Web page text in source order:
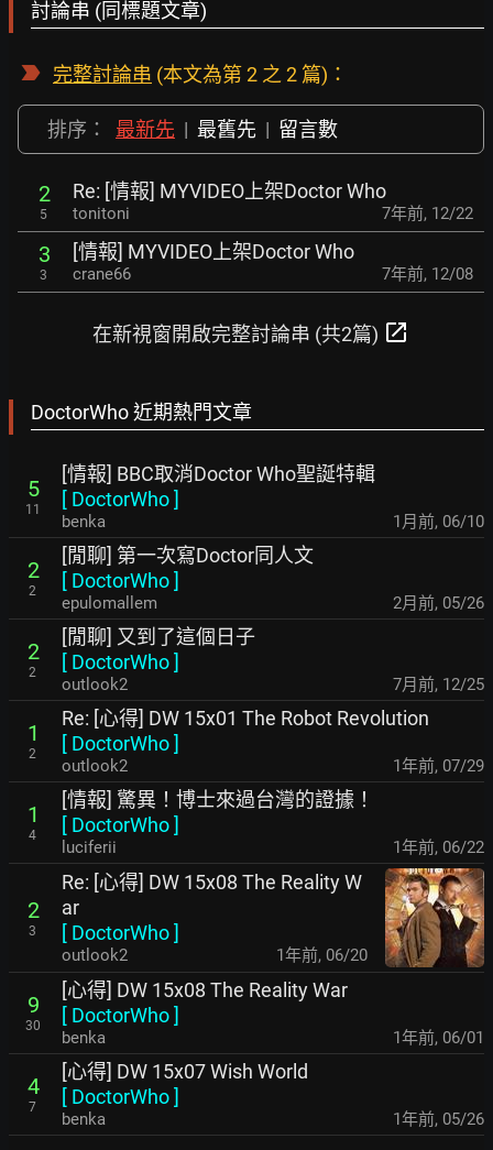
討論串 (同標題文章)
完整討論串 (本文為第 2 之 2 篇)：
排序： 最新先 | 最舊先 | 留言數
2
5
Re: [情報] MYVIDEO上架Doctor Who
tonitoni 7年前, 12/22
3
3
[情報] MYVIDEO上架Doctor Who
crane66 7年前, 12/08
在新視窗開啟完整討論串 (共2篇) open_in_new
DoctorWho 近期熱門文章
5
11
[情報] BBC取消Doctor Who聖誕特輯
[ DoctorWho]
benka 1月前, 06/10
2
2
[閒聊] 第一次寫Doctor同人文
[ DoctorWho]
epulomallem 2月前, 05/26
2
2
[閒聊] 又到了這個日子
[ DoctorWho]
outlook2 7月前, 12/25
1
2
Re: [心得] DW 15x01 The Robot Revolution
[ DoctorWho]
outlook2 1年前, 07/29
1
4
[情報] 驚異！博士來過台灣的證據！
[ DoctorWho]
luciferii 1年前, 06/22
2
3
Re: [心得] DW 15x08 The Reality W
ar
[ DoctorWho]
outlook2 1年前, 06/20
9
30
[心得] DW 15x08 The Reality War
[ DoctorWho]
benka 1年前, 06/01
4
7
[心得] DW 15x07 Wish World
[ DoctorWho]
benka 1年前, 05/26